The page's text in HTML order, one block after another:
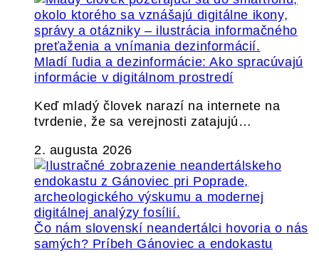
Mladí ľudia a dezinformácie: Ako spracúvajú
informácie v digitálnom prostredí
Keď mladý človek narazí na internete na
tvrdenie, že sa verejnosti zatajujú…
2. augusta 2026
Čo nám slovenskí neandertálci hovoria o nás
samých? Príbeh Gánoviec a endokastu